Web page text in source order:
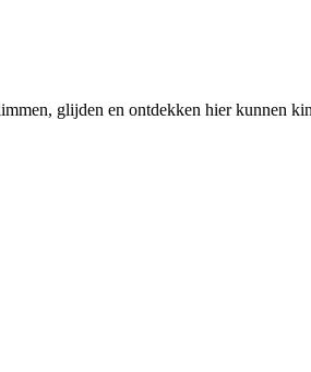
glijden en ontdekken hier kunnen